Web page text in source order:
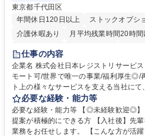
東京都千代田区
年間休日120日以上
ストックオプシ
介護休暇あり
月平均残業時間20時間
住宅手当あり
完全週休2日制
交通費支給 駅近5
仕事の内容
企業名 株式会社日本レジストリサービス 求人名 【総務】未経験歓迎◎/リ
モート可/世界で唯一の事業/福利厚生◎/再雇用有 仕事の内容
ト上の様々なサービスを支える当社に
討、イベント運営などの幅広い業務を担
や成長に貢献している部署です。 会社の全メンバーが安心して長く成果を
発揮できる環境を整えるために、毎日
新たな施策検討を積極的に行っていただ
必要な経験・能力等
必要な経験・能力等 【◎未経験歓迎◎】
提案が積極的にできる方 【入社後】先
業務をお任せします。 【こんな方が活躍できる職種です】 ・仕組化が好